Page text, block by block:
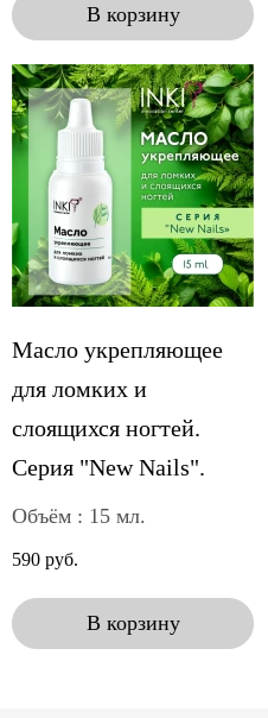
В корзину
Масло укрепляющее
для ломких и
слоящихся ногтей.
Серия "New Nails".
Объём : 15 мл.
590 руб.
В корзину